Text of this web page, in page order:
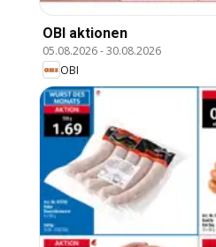
OBI aktionen
05.08.2026-30.08.2026
OBI